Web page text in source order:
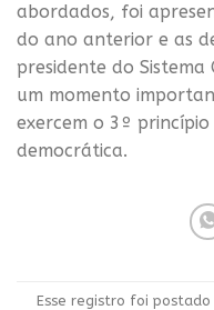
abordados, foi
do ano anterior e as
presidente do Sistema
um momento
exercem o 3º
democrática.
Esse registro foi postado